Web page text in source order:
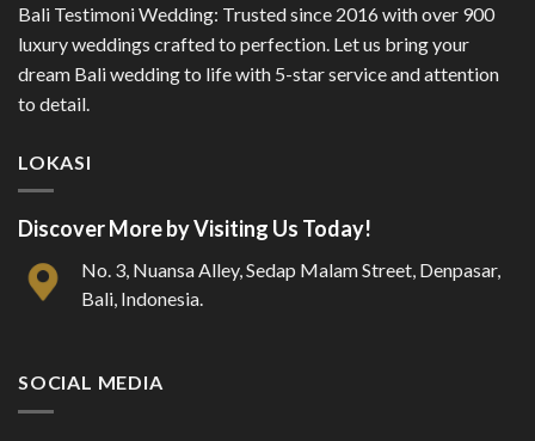
Bali Testimoni Wedding: Trusted since 2016 with over 900
luxury weddings crafted to perfection. Let us bring your
dream Bali wedding to life with 5-star service and attention
to detail.
LOKASI
Discover More by Visiting Us Today!
No. 3, Nuansa Alley, Sedap Malam Street, Denpasar,
Bali, Indonesia.
SOCIAL MEDIA